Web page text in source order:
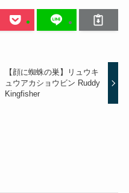
【顔に蜘蛛の巣】リュウキ
ュウアカショウビン Ruddy
Kingfisher